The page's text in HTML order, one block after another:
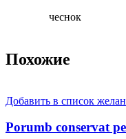
чеснок
Похожие
Добавить в список
Porumb conservat